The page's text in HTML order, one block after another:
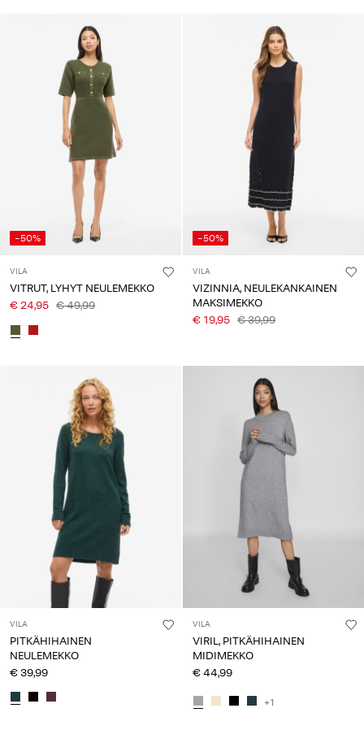
-50%
VILA
VITRUT, LYHYT NEULEMEKKO
€ 24,95 € 49,99
-50%
VILA
VIZINNIA, NEULEKANKAINEN
MAKSIMEKKO
€ 19,95 € 39,99
VILA
PITKÄHIHAINEN
NEULEMEKKO
€ 39,99
VILA
VIRIL, PITKÄHIHAINEN
MIDIMEKKO
€ 44,99
+1